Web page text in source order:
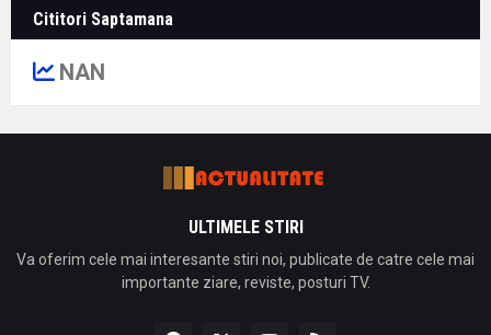
Cititori Saptamana
NAN
ULTIMELE STIRI
Va oferim cele mai interesante stiri noi, publicate de catre cele mai
importante ziare, reviste, posturi TV.